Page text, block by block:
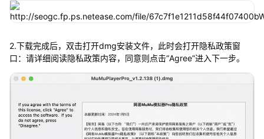
2.下载完成后，双击打开dmg安装文件，此时会打开隐私政策窗
口：请详细阅读隐私政策内容，同意则点击“Agree”进入下一步。